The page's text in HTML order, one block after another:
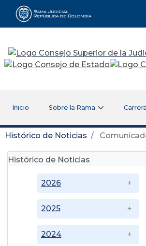
Rama Judicial
Inicio Sobre la Rama
Histórico de Noticias
Histórico de Noticias
2024
2025
2026